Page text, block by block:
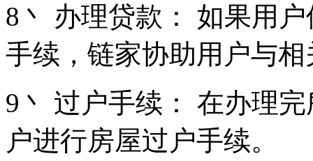
8丶 办理贷款： 如果用
手续，链家协助用户与
9丶 过户手续： 在办理
户进行房屋过户手续。